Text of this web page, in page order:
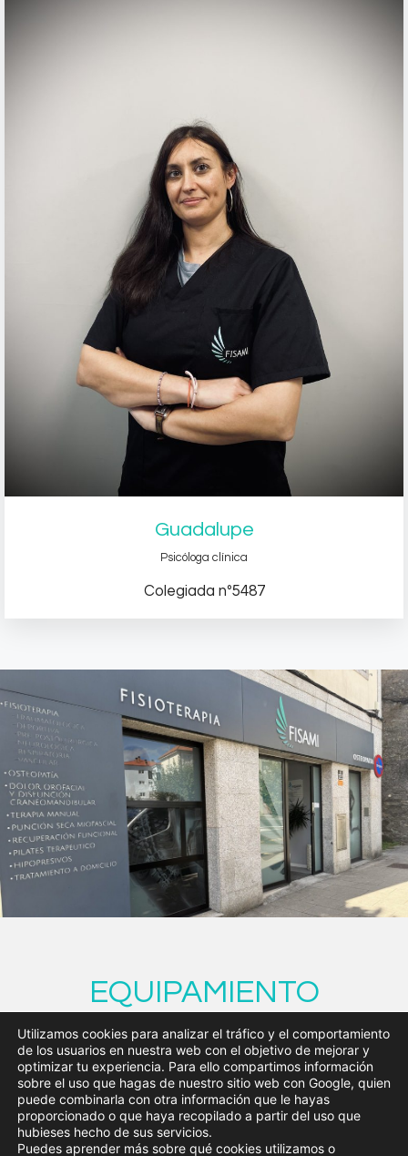
Guadalupe
Psicóloga clínica
Colegiada nº5487
EQUIPAMIENTO
TECNOLÓGICO
Tecarterapia
Utilizamos cookies para analizar el tráfico y el comportamiento
de los usuarios en nuestra web con el objetivo de mejorar y
optimizar tu experiencia. Para ello compartimos información
sobre el uso que hagas de nuestro sitio web con Google, quien
puede combinarla con otra información que le hayas
proporcionado o que haya recopilado a partir del uso que
hubieses hecho de sus servicios.
Puedes aprender más sobre qué cookies utilizamos o